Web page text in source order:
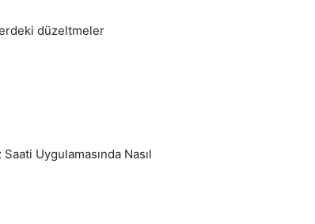
düzeltmeler
Uygulamasında Nasıl